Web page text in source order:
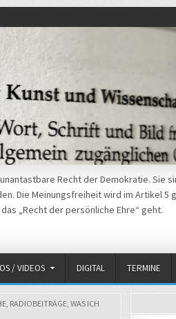
Recht der Demokratie. Sie
Die Meinungsfreiheit wird im Artikel 5
„Recht der persönliche Ehre“ geht.
/ VIDEOS DIGITAL TERMINE
, RADIOBEITRÄGE, WAS ICH